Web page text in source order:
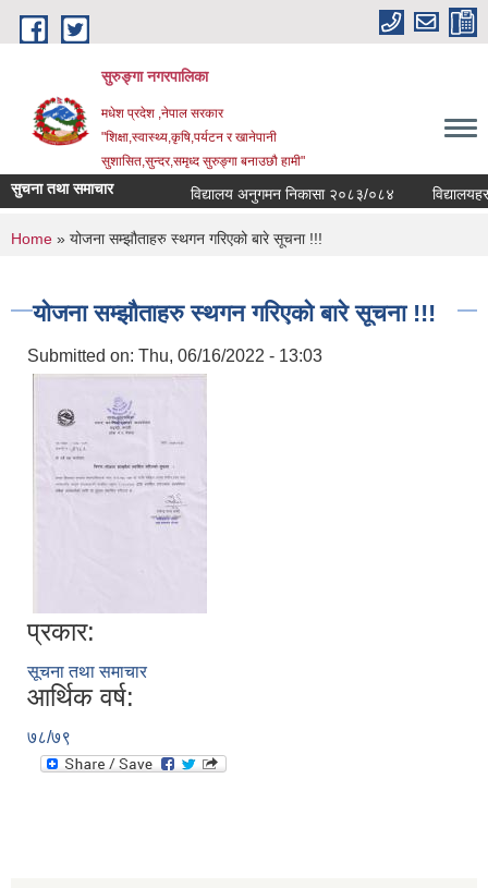
Skip to main content
सुरुङ्‍गा नगरपालिका
मधेश प्रदेश ,नेपाल सरकार
"शिक्षा,स्वास्थ्य,कृषि,पर्यटन र खानेपानी
सुशासित,सुन्दर,समृध्द सुरुङ्गा बनाउछौ हामी"
सुचना तथा समाचार विद्यालय अनुगमन निकासा २०८३/०८४
You are here
Home » योजना सम्झौताहरु स्थगन गरिएको बारे सूचना !!!
योजना सम्झौताहरु स्थगन गरिएको बारे सूचना !!!
Submitted on: Thu, 06/16/2022 - 13:03
प्रकार:
सूचना तथा समाचार
आर्थिक वर्ष:
७८/७९